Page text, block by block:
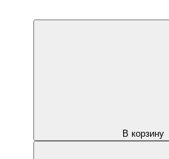
В корзину